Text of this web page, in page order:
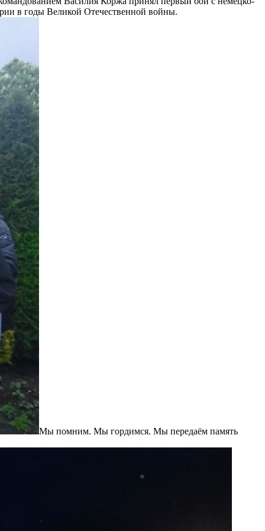
в годы Великой Отечественной войны.
Мы помним. Мы гордимся. Мы передаём память